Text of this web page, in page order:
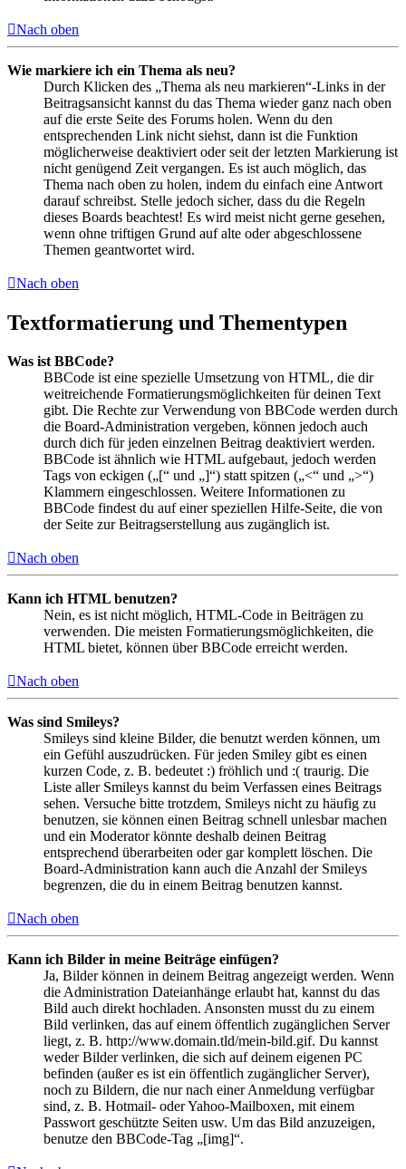
Nach oben
Wie markiere ich ein Thema als neu?
Durch Klicken des „Thema als neu markieren“-Links in der
Beitragsansicht kannst du das Thema wieder ganz nach oben
auf die erste Seite des Forums holen. Wenn du den
entsprechenden Link nicht siehst, dann ist die Funktion
möglicherweise deaktiviert oder seit der letzten Markierung ist
nicht genügend Zeit vergangen. Es ist auch möglich, das
Thema nach oben zu holen, indem du einfach eine Antwort
darauf schreibst. Stelle jedoch sicher, dass du die Regeln
dieses Boards beachtest! Es wird meist nicht gerne gesehen,
wenn ohne triftigen Grund auf alte oder abgeschlossene
Themen geantwortet wird.
Nach oben
Textformatierung und Thementypen
Was ist BBCode?
BBCode ist eine spezielle Umsetzung von HTML, die dir
weitreichende Formatierungsmöglichkeiten für deinen Text
gibt. Die Rechte zur Verwendung von BBCode werden durch
die Board-Administration vergeben, können jedoch auch
durch dich für jeden einzelnen Beitrag deaktiviert werden.
BBCode ist ähnlich wie HTML aufgebaut, jedoch werden
Tags von eckigen („[“ und „]“) statt spitzen („<“ und „>“)
Klammern eingeschlossen. Weitere Informationen zu
BBCode findest du auf einer speziellen Hilfe-Seite, die von
der Seite zur Beitragserstellung aus zugänglich ist.
Nach oben
Kann ich HTML benutzen?
Nein, es ist nicht möglich, HTML-Code in Beiträgen zu
verwenden. Die meisten Formatierungsmöglichkeiten, die
HTML bietet, können über BBCode erreicht werden.
Nach oben
Was sind Smileys?
Smileys sind kleine Bilder, die benutzt werden können, um
ein Gefühl auszudrücken. Für jeden Smiley gibt es einen
kurzen Code, z. B. bedeutet :) fröhlich und :( traurig. Die
Liste aller Smileys kannst du beim Verfassen eines Beitrags
sehen. Versuche bitte trotzdem, Smileys nicht zu häufig zu
benutzen, sie können einen Beitrag schnell unlesbar machen
und ein Moderator könnte deshalb deinen Beitrag
entsprechend überarbeiten oder gar komplett löschen. Die
Board-Administration kann auch die Anzahl der Smileys
begrenzen, die du in einem Beitrag benutzen kannst.
Nach oben
Kann ich Bilder in meine Beiträge einfügen?
Ja, Bilder können in deinem Beitrag angezeigt werden. Wenn
die Administration Dateianhänge erlaubt hat, kannst du das
Bild auch direkt hochladen. Ansonsten musst du zu einem
Bild verlinken, das auf einem öffentlich zugänglichen Server
liegt, z. B. http://www.domain.tld/mein-bild.gif. Du kannst
weder Bilder verlinken, die sich auf deinem eigenen PC
befinden (außer es ist ein öffentlich zugänglicher Server),
noch zu Bildern, die nur nach einer Anmeldung verfügbar
sind, z. B. Hotmail- oder Yahoo-Mailboxen, mit einem
Passwort geschützte Seiten usw. Um das Bild anzuzeigen,
benutze den BBCode-Tag „[img]“.